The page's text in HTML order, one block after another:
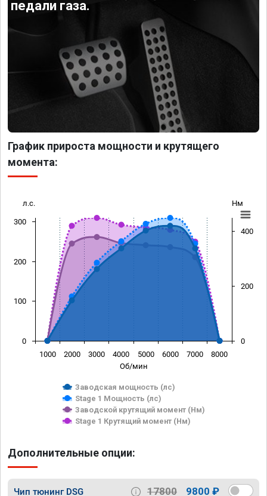
педали газа.
График прироста мощности и крутящего
момента:
Об/мин
л.с. Нм
Заводская мощность (лс)
Stage 1 Мощность (лс)
Заводской крутящий момент (Нм)
Stage 1 Крутящий момент (Нм)
1000 2000 3000 4000 5000 6000 7000 8000
0
100
200
300
0
200
400
Дополнительные опции:
Чип тюнинг DSG 17800 9800 ₽